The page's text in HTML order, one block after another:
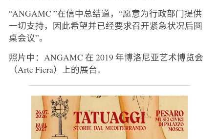
“ANGAMC ”在信中总结道，“愿意为行政部门提供
一切支持，因此希望并已经要求召开紧急状况后圆
桌会议”。
照片中：ANGAMC 在 2019 年博洛尼亚艺术博览会
（Arte Fiera）上的展台。